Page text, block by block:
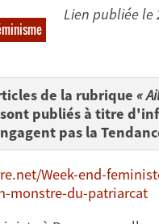
Lien publiée le
de la rubrique «
sont publiés à titre
pas la
Week-end-
monstre-du-patriarcat